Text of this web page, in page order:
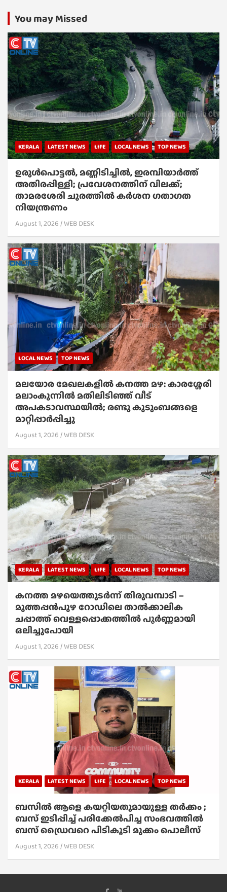
You may Missed
KERALA LATEST NEWS LIFE LOCAL NEWS TOP NEWS
ഉരുൾപൊട്ടൽ, മണ്ണിടിച്ചിൽ, ഇരമ്പിയാര്‍ത്ത്
അതിരപ്പിള്ളി; പ്രവേശനത്തിന് വിലക്ക്;
താമരശേരി ചുരത്തില്‍ കര്‍ശന ഗതാഗത
നിയന്ത്രണം
August 1, 2026 WEB DESK
LOCAL NEWS TOP NEWS
മലയോര മേഖലകളിൽ കനത്ത മഴ: കാരശ്ശേരി
മലാംകുന്നിൽ മതിലിടിഞ്ഞ് വീട്
അപകടാവസ്ഥയിൽ; രണ്ടു കുടുംബങ്ങളെ
മാറ്റിപ്പാർപ്പിച്ചു
August 1, 2026 WEB DESK
KERALA LATEST NEWS LIFE LOCAL NEWS TOP NEWS
കനത്ത മഴയെത്തുടർന്ന് തിരുവമ്പാടി –
മുത്തപ്പൻപുഴ റോഡിലെ താൽക്കാലിക
ചപ്പാത്ത് വെള്ളപ്പൊക്കത്തിൽ പൂർണ്ണമായി
ഒലിച്ചുപോയി
August 1, 2026 WEB DESK
KERALA LATEST NEWS LIFE LOCAL NEWS TOP NEWS
ബസിൽ ആളെ കയറ്റിയതുമായുള്ള തർക്കം ;
ബസ് ഇടിപ്പിച്ച് പരിക്കേൽപിച്ച സംഭവത്തിൽ
ബസ് ഡ്രൈവറെ പിടികൂടി മുക്കം പൊലീസ്
August 1, 2026 WEB DESK